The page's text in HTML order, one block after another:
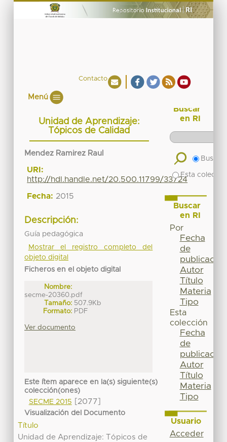
Contacto
Menú
Unidad de Aprendizaje:
Tópicos de Calidad
Mendez Ramirez Raul
URI:
http://hdl.handle.net/20.500.11799/33724
Fecha: 2015
Descripción:
Guía pedagógica
Mostrar el registro completo del
objeto digital
Ficheros en el objeto digital
Nombre:
secme-20360.pdf
Tamaño: 507.9Kb
Formato: PDF
Ver documento
Este ítem aparece en la(s) siguiente(s)
colección(ones)
SECME 2015
[2077]
Visualización del Documento
Título
Unidad de Aprendizaje: Tópicos de
Buscar
en RI
Buscar
Esta
Buscar
en RI
Por
Fecha
de
publicación
Autor
Título
Materia
Tipo
Esta
colección
Fecha
de
publicación
Autor
Título
Materia
Tipo
Usuario
Acceder